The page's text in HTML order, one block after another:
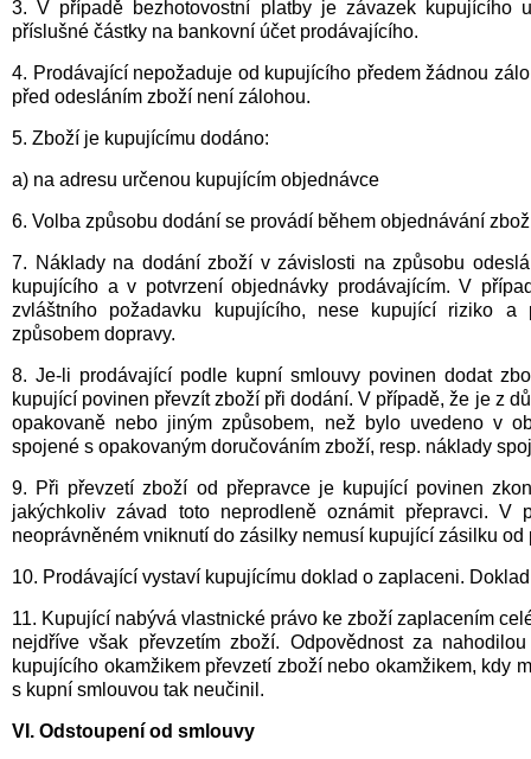
3. V případě bezhotovostní platby je závazek kupujícího
příslušné částky na bankovní účet prodávajícího.
4. Prodávající nepožaduje od kupujícího předem žádnou
před odesláním zboží není zálohou.
5. Zboží je kupujícímu dodáno:
a) na adresu určenou kupujícím objednávce
6. Volba způsobu dodání se provádí během objednávání
7. Náklady na dodání zboží v závislosti na způsobu
kupujícího a v potvrzení objednávky prodávajícím. V
zvláštního požadavku kupujícího, nese kupující riziko
způsobem dopravy.
8. Je-li prodávající podle kupní smlouvy povinen dodat
kupující povinen převzít zboží při dodání. V případě, že je z
opakovaně nebo jiným způsobem, než bylo uvedeno v
spojené s opakovaným doručováním zboží, resp. náklady
9. Při převzetí zboží od přepravce je kupující povinen
jakýchkoliv závad toto neprodleně oznámit přepravci.
neoprávněném vniknutí do zásilky nemusí kupující zásilku od
10. Prodávající vystaví kupujícímu doklad o zaplaceni.
11. Kupující nabývá vlastnické právo ke zboží zaplacením
nejdříve však převzetím zboží. Odpovědnost za
kupujícího okamžikem převzetí zboží nebo okamžikem, kdy
s kupní smlouvou tak neučinil.
VI. Odstoupení od smlouvy